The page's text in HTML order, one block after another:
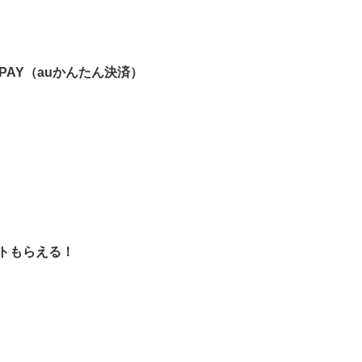
（auかんたん決済）
もらえる！